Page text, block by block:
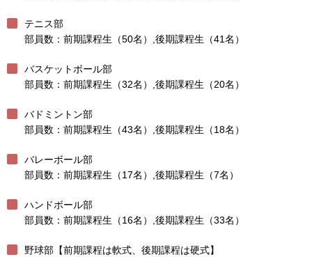
テニス部
部員数：前期課程生（50名）,後期課程生（41名）
バスケットボール部
部員数：前期課程生（32名）,後期課程生（20名）
バドミントン部
部員数：前期課程生（43名）,後期課程生（18名）
バレーボール部
部員数：前期課程生（17名）,後期課程生（7名）
ハンドボール部
部員数：前期課程生（16名）,後期課程生（33名）
野球部【前期課程は軟式、後期課程は硬式】